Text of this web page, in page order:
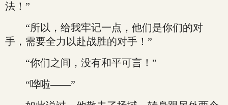
法！”
“所以，给我牢记一点，他们是你们的对
手，需要全力以赴战胜的对手！”
“你们之间，没有和平可言！”
“哗啦——”